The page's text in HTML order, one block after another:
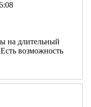
на длительный
возможность